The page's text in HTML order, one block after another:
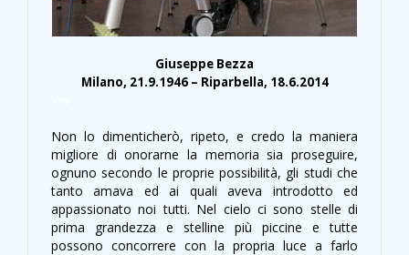
Giuseppe Bezza
Milano, 21.9.1946 – Riparbella, 18.6.2014
Non lo dimenticherò, ripeto, e credo la maniera
migliore di onorarne la memoria sia proseguire,
ognuno secondo le proprie possibilità, gli studi che
tanto amava ed ai quali aveva introdotto ed
appassionato noi tutti. Nel cielo ci sono stelle di
prima grandezza e stelline più piccine e tutte
possono concorrere con la propria luce a farlo